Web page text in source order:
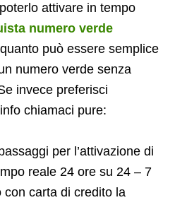
attivare in tempo
numero verde
può essere semplice
numero verde senza
invece preferisci
chiamaci pure:
per l’attivazione di
reale 24 ore su 24 – 7
carta di credito la